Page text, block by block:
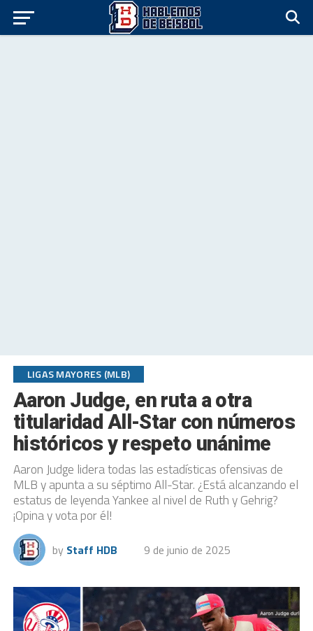
LIGAS MAYORES (MLB)
Aaron Judge, en ruta a otra
titularidad All-Star con números
históricos y respeto unánime
Aaron Judge lidera todas las estadísticas ofensivas de
MLB y apunta a su séptimo All-Star. ¿Está alcanzando el
estatus de leyenda Yankee al nivel de Ruth y Gehrig?
¡Opina y vota por él!
by Staff HDB 9 de junio de 2025